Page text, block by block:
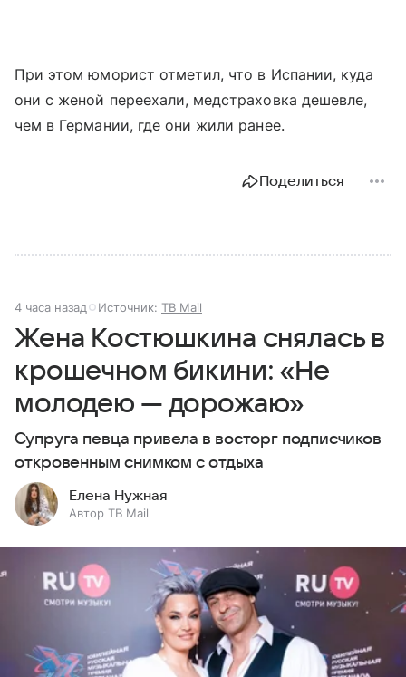
При этом юморист отметил, что в Испании, куда
они с женой переехали, медстраховка дешевле,
чем в Германии, где они жили ранее.
Поделиться
4 часа назад Источник: ТВ Mail
Жена Костюшкина снялась в
крошечном бикини: «Не
молодею — дорожаю»
Супруга певца привела в восторг подписчиков
откровенным снимком с отдыха
Елена Нужная
Автор ТВ Mail